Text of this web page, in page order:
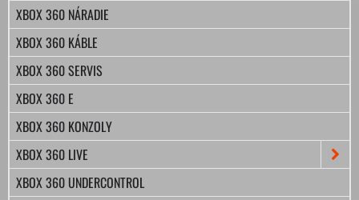
XBOX 360 NÁRADIE
XBOX 360 KÁBLE
XBOX 360 SERVIS
XBOX 360 E
XBOX 360 KONZOLY
XBOX 360 LIVE
XBOX 360 UNDERCONTROL